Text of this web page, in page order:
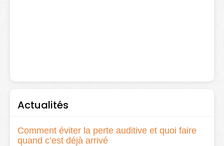
Actualités
Comment éviter la perte auditive et quoi faire
quand c’est déjà arrivé